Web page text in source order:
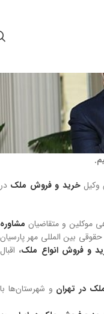
وکیلخرید و فروش ملک در
موکلین و متقاضیان مشاوره
بین المللی مهر پارسیان
و فروش انواع ملک، اقبال
در تهران و شهرستان‌ها با